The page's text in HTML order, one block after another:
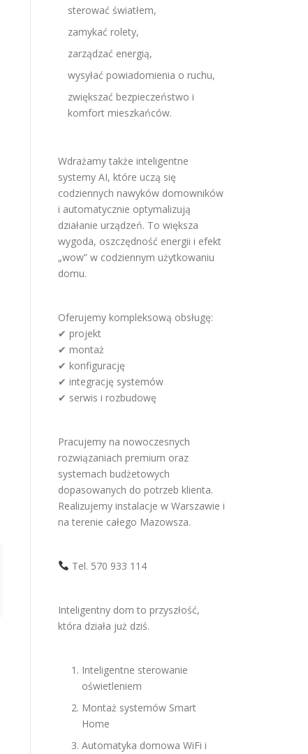
sterować światłem,
zamykać rolety,
zarządzać energią,
wysyłać powiadomienia o ruchu,
zwiększać bezpieczeństwo i
komfort mieszkańców.
Wdrażamy także inteligentne
systemy AI, które uczą się
codziennych nawyków domowników
i automatycznie optymalizują
działanie urządzeń. To większa
wygoda, oszczędność energii i efekt
„wow” w codziennym użytkowaniu
domu.
Oferujemy kompleksową obsługę:
✔ projekt
✔ montaż
✔ konfigurację
✔ integrację systemów
✔ serwis i rozbudowę
Pracujemy na nowoczesnych
rozwiązaniach premium oraz
systemach budżetowych
dopasowanych do potrzeb klienta.
Realizujemy instalacje w Warszawie i
na terenie całego Mazowsza.
Tel. 570 933 114
Inteligentny dom to przyszłość,
która działa już dziś.
Inteligentne sterowanie
oświetleniem
Montaż systemów Smart
Home
Automatyka domowa WiFi i